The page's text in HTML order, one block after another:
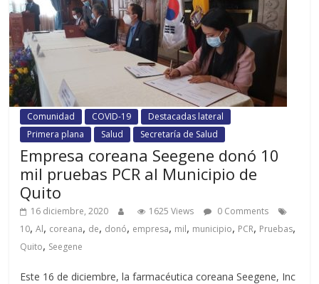
Comunidad COVID-19
Destacadas lateral
Primera plana
Salud Secretaría de Salud
Empresa coreana Seegene donó 10
mil pruebas PCR al Municipio de
Quito
16 diciembre, 2020 1625 Views
0 Comments
10,Al, coreana, de, donó, empresa, mil, municipio, PCR, Pruebas,
Quito, Seegene
Este 16 de diciembre, la farmacéutica coreana Seegene, Inc